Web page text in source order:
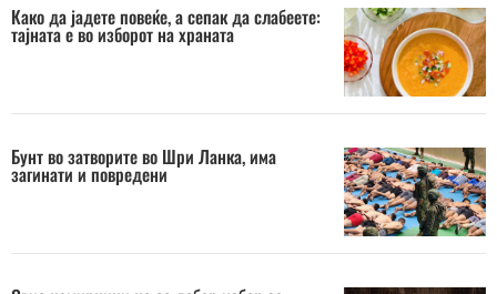
Како да јадете повеќе, а сепак да слабеете:
тајната е во изборот на храната
Бунт во затворите во Шри Ланка, има
загинати и повредени